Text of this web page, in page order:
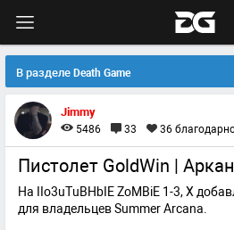
В разделе Death Game
Jimmy
5486 33 36
Пистолет GoldWin |
На IIo3uTuBHbIE ZoMBiE 1-3, X
для владельцев Summer Arcana.